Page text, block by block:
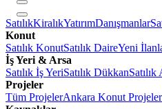
SatılıkKiralıkYatırımDanışmanlar
Konut
Satılık KonutSatılık DaireYeni
İş Yeri & Arsa
Satılık İş YeriSatılık DükkanSatılık
Projeler
Tüm ProjelerAnkara Konut